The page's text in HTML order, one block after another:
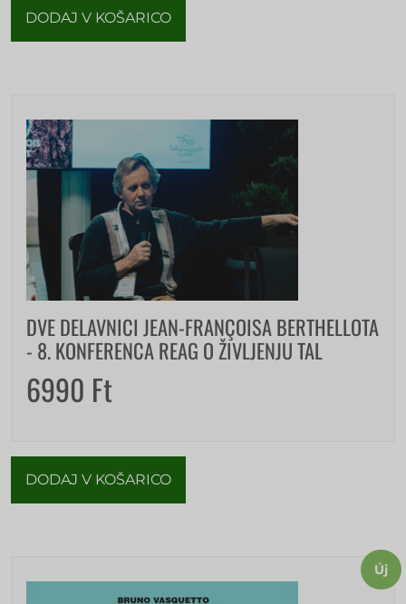
DODAJ V KOŠARICO
DVE DELAVNICI JEAN-FRANÇOISA BERTHELLOTA
- 8. KONFERENCA REAG O ŽIVLJENJU TAL
6990 Ft
DODAJ V KOŠARICO
Új